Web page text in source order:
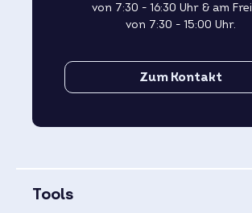
von 7:30 - 16:30 Uhr & am
von 7:30 - 15:00 Uhr.
Zum Kontakt
Tools